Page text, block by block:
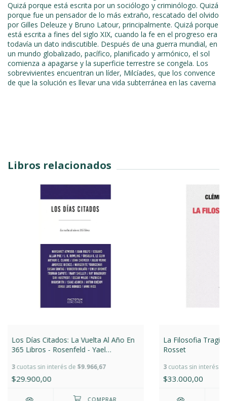
Quizá porque está escrita por un sociólogo y criminólogo. Quizá
porque fue un pensador de lo más extraño, rescatado del olvido
por Gilles Deleuze y Bruno Latour, principalmente. Quizá porque
está escrita a fines del siglo XIX, cuando la fe en el progreso era
todavía un dato indiscutible. Después de una guerra mundial, en
un mundo globalizado, pacífico, planificado y armónico, el sol
comienza a apagarse y la superficie terrestre se congela. Los
sobrevivientes encuentran un líder, Milcíades, que los convence
de que la solución es llevar una vida subterránea en las caverna
Libros relacionados
Los Días Citados: La Vuelta Al Año En
365 Libros - Rosenfeld - Yael
3cuotas sin interés de $9.966,67
$29.900,00
La Filosofia
Rosset
3cuotas sin interés
$33.000,00